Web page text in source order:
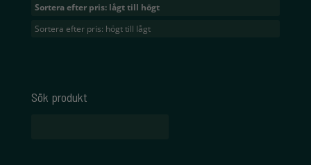
Sortera efter pris: lågt till högt
Sortera efter pris: högt till lågt
Sök produkt